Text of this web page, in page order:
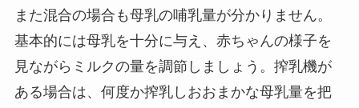
また混合の場合も母乳の哺乳量が分かりません。
基本的には母乳を十分に与え、赤ちゃんの様子を
見ながらミルクの量を調節しましょう。搾乳機が
ある場合は、何度か搾乳しおおまかな母乳量を把